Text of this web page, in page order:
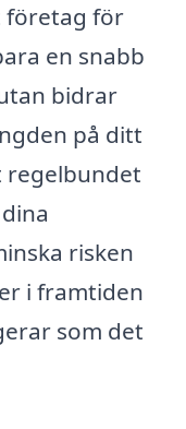
företag för
en snabb
bidrar
på ditt
regelbundet
risken
i framtiden
som det